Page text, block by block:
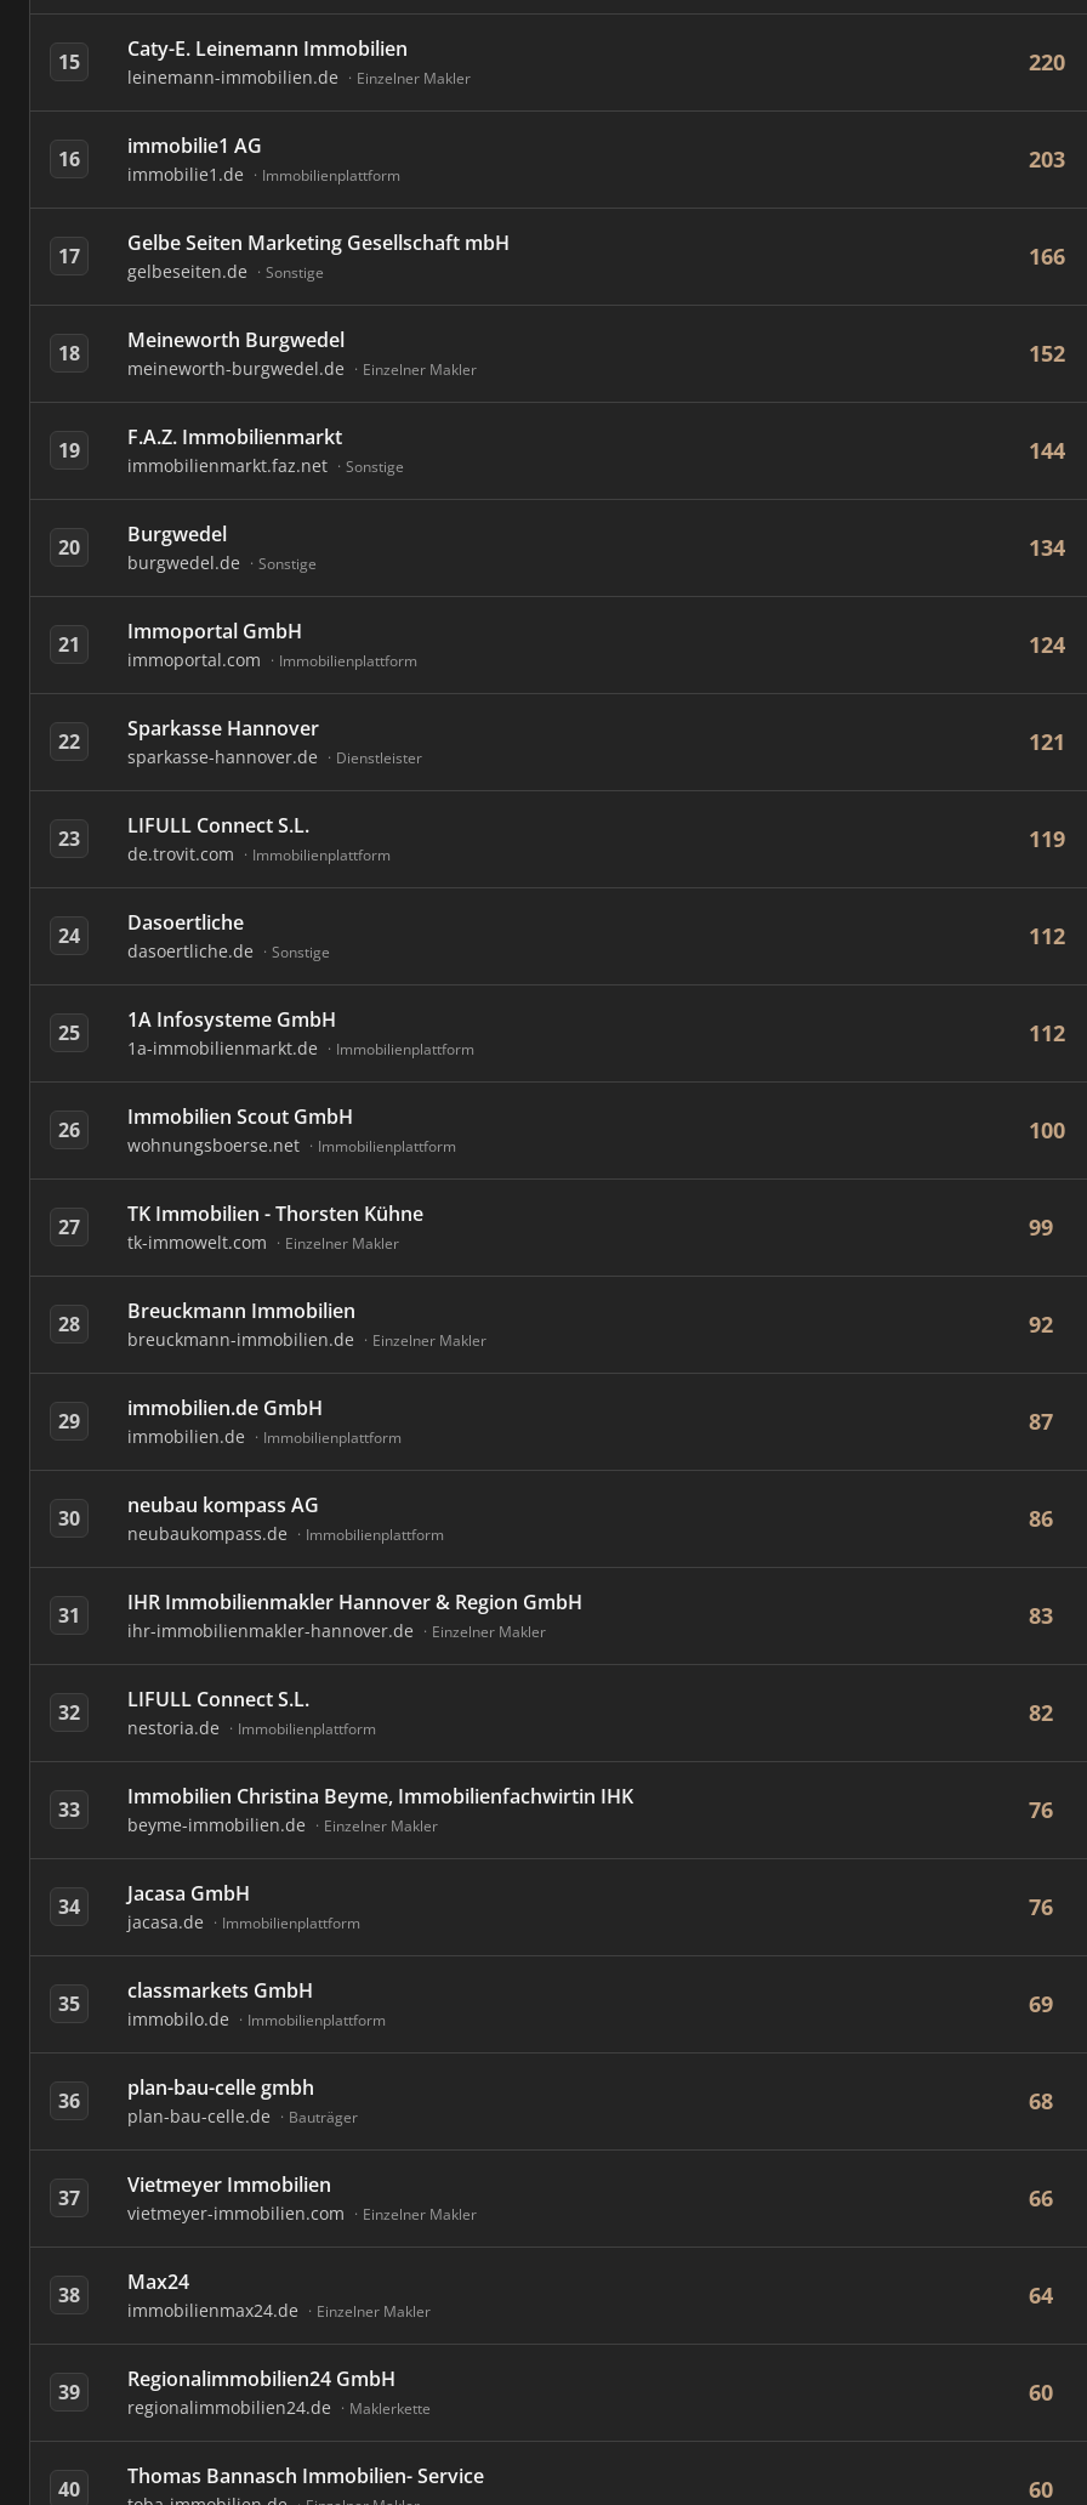
15 Caty-E. Leinemann Immobilien
leinemann-immobilien.de Einzelner Makler
220
16 immobilie1 AG
immobilie1.de Immobilienplattform
203
17 Gelbe Seiten Marketing Gesellschaft mbH
gelbeseiten.de Sonstige
166
18 Meineworth Burgwedel
meineworth-burgwedel.de Einzelner Makler
152
19 F.A.Z. Immobilienmarkt
immobilienmarkt.faz.net Sonstige
144
20 Burgwedel
burgwedel.de Sonstige
134
21 Immoportal GmbH
immoportal.com Immobilienplattform
124
22 Sparkasse Hannover
sparkasse-hannover.de Dienstleister
121
23 LIFULL Connect S.L.
de.trovit.com Immobilienplattform
119
24 Dasoertliche
dasoertliche.de Sonstige
112
25 1A Infosysteme GmbH
1a-immobilienmarkt.de Immobilienplattform
112
26 Immobilien Scout GmbH
wohnungsboerse.net Immobilienplattform
100
27 TK Immobilien - Thorsten Kühne
tk-immowelt.com Einzelner Makler
99
28 Breuckmann Immobilien
breuckmann-immobilien.de Einzelner Makler
92
29 immobilien.de GmbH
immobilien.de Immobilienplattform
87
30 neubau kompass AG
neubaukompass.de Immobilienplattform
86
31 IHR Immobilienmakler Hannover & Region GmbH
ihr-immobilienmakler-hannover.de Einzelner Makler
83
32 LIFULL Connect S.L.
nestoria.de Immobilienplattform
82
33 Immobilien Christina Beyme, Immobilienfachwirtin IHK
beyme-immobilien.de Einzelner Makler
76
34 Jacasa GmbH
jacasa.de Immobilienplattform
76
35 classmarkets GmbH
immobilo.de Immobilienplattform
69
36 plan-bau-celle gmbh
plan-bau-celle.de Bauträger
68
37 Vietmeyer Immobilien
vietmeyer-immobilien.com Einzelner Makler
66
38 Max24
immobilienmax24.de Einzelner Makler
64
39 Regionalimmobilien24 GmbH
regionalimmobilien24.de Maklerkette
60
40 Thomas Bannasch Immobilien- Service 60